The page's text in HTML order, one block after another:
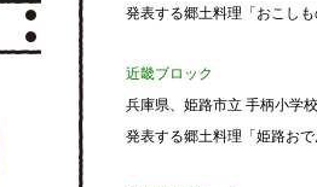
発表する郷土料理「おこし
近畿ブロック
兵庫県、姫路市立 手柄小学
発表する郷土料理「姫路お